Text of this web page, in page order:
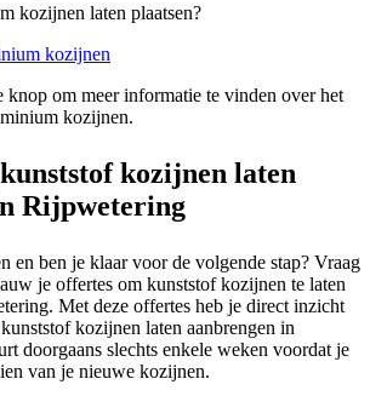
kozijnen laten plaatsen?
kozijnen
knop om meer informatie te vinden over het
kozijnen.
kozijnen laten
Rijpwetering
en ben je klaar voor de volgende stap? Vraag
je offertes om kunststof kozijnen te laten
Met deze offertes heb je direct inzicht
kozijnen laten aanbrengen in
doorgaans slechts enkele weken voordat je
van je nieuwe kozijnen.